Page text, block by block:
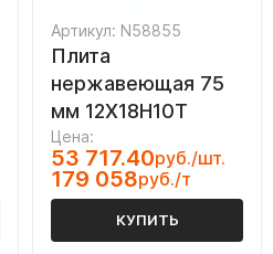
Артикул: N58855
Плита
нержавеющая 75
мм 12Х18Н10Т
Цена:
53 717.40руб./шт.
179 058руб./т
КУПИТЬ